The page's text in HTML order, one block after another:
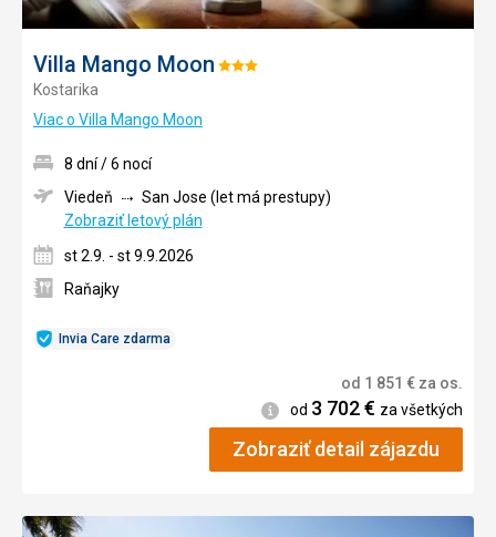
Villa Mango Moon Hodnotenie:
Kostarika
Viac o Villa Mango Moon
Invia Care zdarma
8 dní / 6 nocí
Viedeň
San Jose (let má prestupy)
Zobraziť letový plán
st 2.9. - st 9.9.2026
Raňajky
od 1 851 € za os.
Informácie
od 3 702€ za všetkých
Zobraziť detail zájazdu